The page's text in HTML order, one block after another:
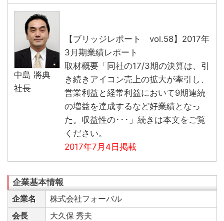
中島 將典
社長
【ブリッジレポート vol.58】2017年
3月期業績レポート
取材概要「同社の17/3期の決算は、引
き続きアイコン売上の拡大が牽引し、
営業利益と経常利益において9期連続
の増益を達成するなど好業績となっ
た。収益性の･･･」続きは本文をご覧
ください。
2017年7月4日掲載
企業名
株式会社フォーバル
会長
大久保 秀夫